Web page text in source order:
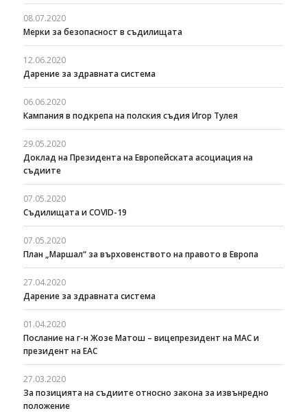
08.07.2020
Мерки за безопасност в съдилищата
12.06.2020
Дарение за здравната система
06.06.2020
Кампания в подкрепа на полския съдия Игор Тулея
29.05.2020
Доклад на Президента на Европейската асоциация на
съдиите
07.05.2020
Съдилищата и COVID-19
07.05.2020
План „Маршал“ за върховенството на правото в Европа
27.04.2020
Дарение за здравната система
01.04.2020
Послание на г-н Жозе Матош – вицепрезидент на МАС и
президент на ЕАС
27.03.2020
За позицията на съдиите относно закона за извънредно
положение